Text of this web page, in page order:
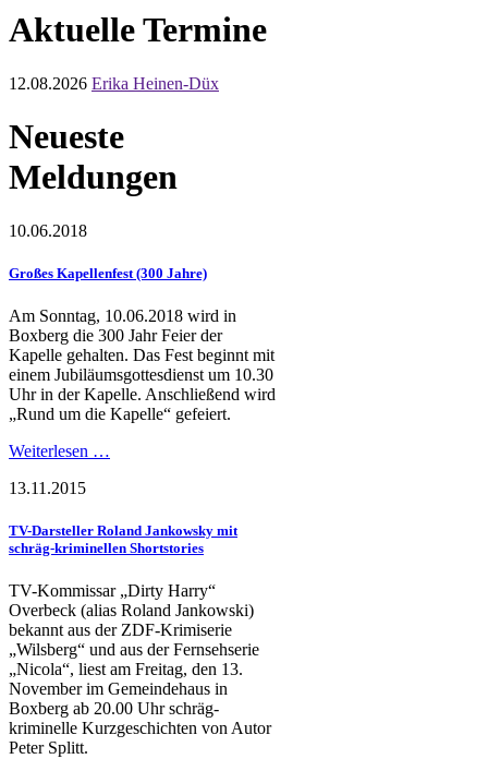
Aktuelle Termine
12.08.2026 Erika Heinen-Düx
Neueste
Meldungen
10.06.2018
Großes Kapellenfest (300 Jahre)
Am Sonntag, 10.06.2018 wird in
Boxberg die 300 Jahr Feier der
Kapelle gehalten. Das Fest beginnt mit
einem Jubiläumsgottesdienst um 10.30
Uhr in der Kapelle. Anschließend wird
„Rund um die Kapelle“ gefeiert.
Weiterlesen …
13.11.2015
TV-Darsteller Roland Jankowsky mit
schräg-kriminellen Shortstories
TV-Kommissar „Dirty Harry“
Overbeck (alias Roland Jankowski)
bekannt aus der ZDF-Krimiserie
„Wilsberg“ und aus der Fernsehserie
„Nicola“, liest am Freitag, den 13.
November im Gemeindehaus in
Boxberg ab 20.00 Uhr schräg-
kriminelle Kurzgeschichten von Autor
Peter Splitt.